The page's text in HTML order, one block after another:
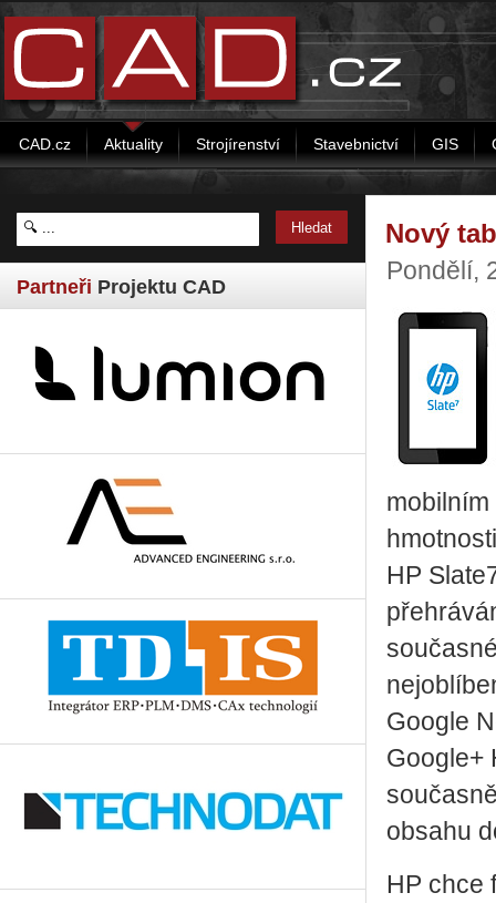
CAD.cz Aktuality Strojírenství Stavebnictví GIS
Partneři Projektu CAD
Nový
Pondělí,
mobilním
HP
Google
Google+
obsahu
HP chce